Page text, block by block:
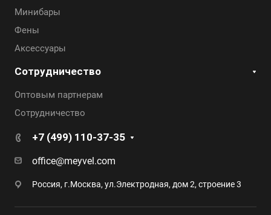
Минибары
Фены
Аксессуары
Сотрудничество
Оптовым партнерам
Сотрудничество
+7 (499) 110-37-35
office@meyvel.com
Россия, г.Москва, ул.Электродная, дом 2, строение 3